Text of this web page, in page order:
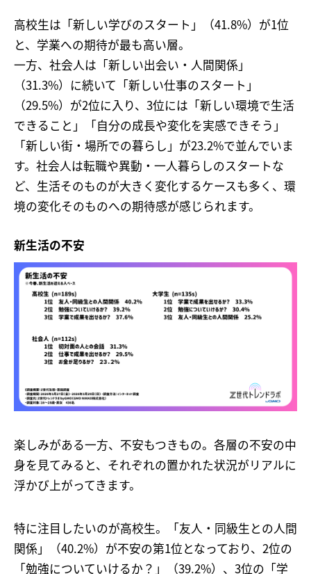
高校生は「新しい学びのスタート」（41.8%）が1位
と、学業への期待が最も高い層。
一方、社会人は「新しい出会い・人間関係」
（31.3%）に続いて「新しい仕事のスタート」
（29.5%）が2位に入り、3位には「新しい環境で生活
できること」「自分の成長や変化を実感できそう」
「新しい街・場所での暮らし」が23.2%で並んでいま
す。社会人は転職や異動・一人暮らしのスタートな
ど、生活そのものが大きく変化するケースも多く、環
境の変化そのものへの期待感が感じられます。
新生活の不安
楽しみがある一方、不安もつきもの。各層の不安の中
身を見てみると、それぞれの置かれた状況がリアルに
浮かび上がってきます。
特に注目したいのが高校生。「友人・同級生との人間
関係」（40.2%）が不安の第1位となっており、2位の
「勉強についていけるか？」（39.2%）、3位の「学